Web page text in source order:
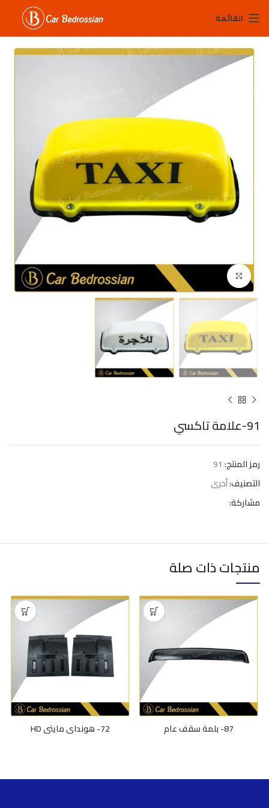
القائمة
Click to enlarge
91-علامة تاكسي
رمز المنتج: 91
التصنيف:أخرى
مشاركة:
منتجات ذات صلة
87- بلمة سقف عام 72- هونداي مايتي HD